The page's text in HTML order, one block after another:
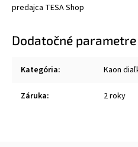
predajca TESA Shop
Dodatočné parametre
Kategória: Kaon
Záruka: 2 roky